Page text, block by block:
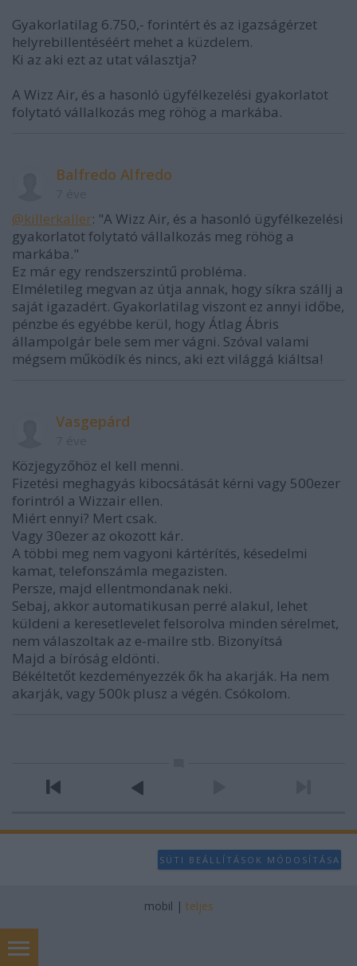
Gyakorlatilag 6.750,- forintért és az igazságérzet
helyrebillentéséért mehet a küzdelem.
Ki az aki ezt az utat választja?
A Wizz Air, és a hasonló ügyfélkezelési gyakorlatot
folytató vállalkozás meg röhög a markába.
Balfredo Alfredo
@killerkaller: "A Wizz Air, és a hasonló ügyfélkezelési
gyakorlatot folytató vállalkozás meg röhög a
markába."
Ez már egy rendszerszintű probléma.
Elméletileg megvan az útja annak, hogy síkra szállj a
saját igazadért. Gyakorlatilag viszont ez annyi időbe,
pénzbe és egyébbe kerül, hogy Átlag Ábris
állampolgár bele sem mer vágni. Szóval valami
mégsem működík és nincs, aki ezt világgá kiáltsa!
Vasgepárd
Közjegyzőhöz el kell menni.
Fizetési meghagyás kibocsátását kérni vagy 500ezer
forintról a Wizzair ellen.
Miért ennyi? Mert csak.
Vagy 30ezer az okozott kár.
A többi meg nem vagyoni kártérítés, késedelmi
kamat, telefonszámla megazisten.
Persze, majd ellentmondanak neki.
Sebaj, akkor automatikusan perré alakul, lehet
küldeni a keresetlevelet felsorolva minden sérelmet,
nem válaszoltak az e-mailre stb. Bizonyítsá
Majd a bíróság eldönti.
Békéltetőt kezdeményezzék ők ha akarják. Ha nem
akarják, vagy 500k plusz a végén. Csókolom.
SÜTI BEÁLLÍTÁSOK MÓDOSÍTÁSA
mobil | teljes